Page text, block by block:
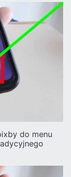
do menu